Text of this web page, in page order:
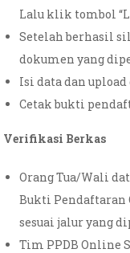
Lalu klik tombol
Setelah berhasil
dokumen yang
Isi data dan
Cetak bukti
Verifikasi Berkas
Orang Tua/Wali
Bukti Pendaftaran
sesuai jalur yang
Tim PPDB Online